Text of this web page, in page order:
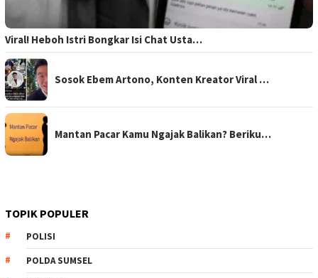
Viral! Heboh Istri Bongkar Isi Chat Usta…
Sosok Ebem Artono, Konten Kreator Viral …
Mantan Pacar Kamu Ngajak Balikan? Beriku…
TOPIK POPULER
POLISI
POLDA SUMSEL